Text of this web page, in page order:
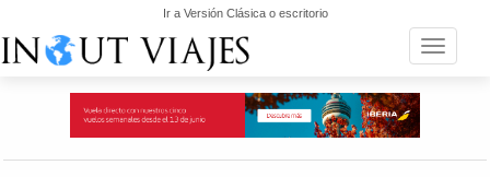
Ir a Versión Clásica o escritorio
Toggle